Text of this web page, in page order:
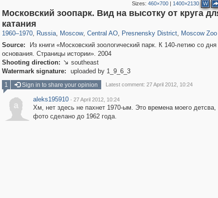
Sizes:460×700 | 1400×2130 W
Московский зоопарк. Вид на высотку от круга
катания
1960–1970, Russia, Moscow
319,780
, Central AO, Presnensky District, Moscow Zoo
Source:
Из книги «Московский зоологический парк. К 140-летию со дня
основания. Страницы истории». 2004
Shooting direction:  southeast
Watermark signature:
uploaded by 1_9_6_3
1
Sign in to share your opinion Latest comment: 27 April 2012, 10:24
a
aleks195910 · 27 April 2012, 10:24
Хм, нет здесь не пахнет 1970-ым. Это времена моего детсва,
фото сделано до 1962 года.